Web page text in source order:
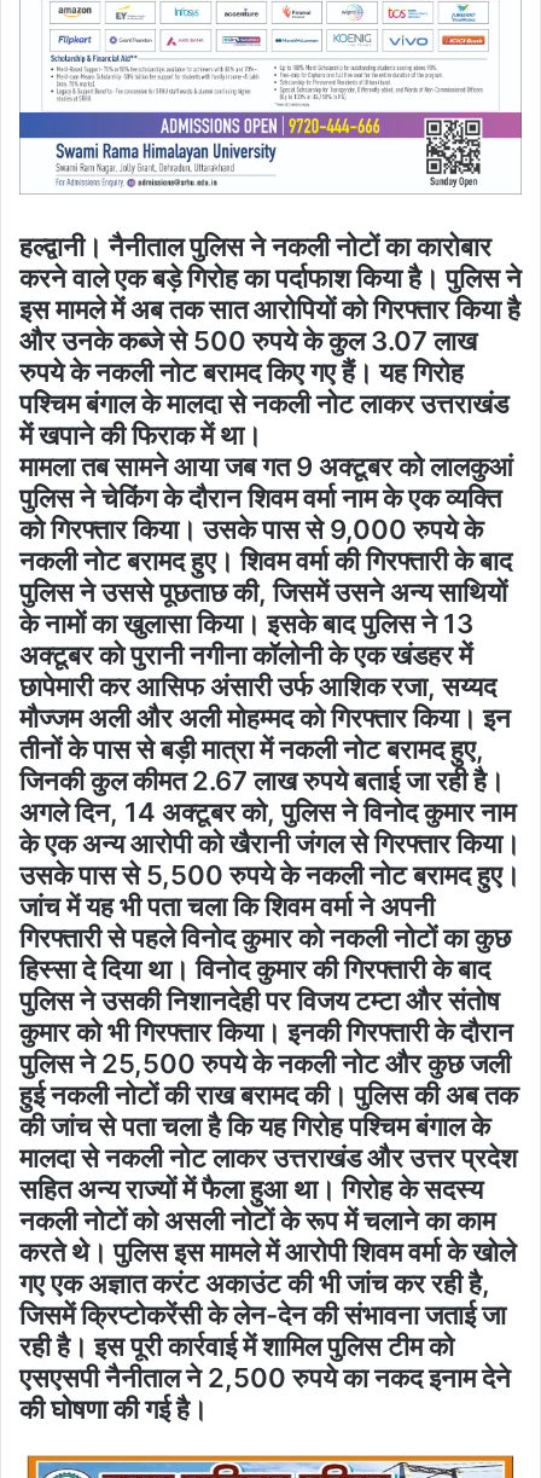
हल्द्वानी। नैनीताल पुलिस ने नकली नोटों का कारोबार
करने वाले एक बड़े गिरोह का पर्दाफाश किया है। पुलिस ने
इस मामले में अब तक सात आरोपियों को गिरफ्तार किया है
और उनके कब्जे से 500 रुपये के कुल 3.07 लाख
रुपये के नकली नोट बरामद किए गए हैं। यह गिरोह
पश्चिम बंगाल के मालदा से नकली नोट लाकर उत्तराखंड
में खपाने की फिराक में था।
मामला तब सामने आया जब गत 9 अक्टूबर को लालकुआं
पुलिस ने चेकिंग के दौरान शिवम वर्मा नाम के एक व्यक्ति
को गिरफ्तार किया। उसके पास से 9,000 रुपये के
नकली नोट बरामद हुए। शिवम वर्मा की गिरफ्तारी के बाद
पुलिस ने उससे पूछताछ की, जिसमें उसने अन्य साथियों
के नामों का खुलासा किया। इसके बाद पुलिस ने 13
अक्टूबर को पुरानी नगीना कॉलोनी के एक खंडहर में
छापेमारी कर आसिफ अंसारी उर्फ आशिक रजा, सय्यद
मौज्जम अली और अली मोहम्मद को गिरफ्तार किया। इन
तीनों के पास से बड़ी मात्रा में नकली नोट बरामद हुए,
जिनकी कुल कीमत 2.67 लाख रुपये बताई जा रही है।
अगले दिन, 14 अक्टूबर को, पुलिस ने विनोद कुमार नाम
के एक अन्य आरोपी को खैरानी जंगल से गिरफ्तार किया।
उसके पास से 5,500 रुपये के नकली नोट बरामद हुए।
जांच में यह भी पता चला कि शिवम वर्मा ने अपनी
गिरफ्तारी से पहले विनोद कुमार को नकली नोटों का कुछ
हिस्सा दे दिया था। विनोद कुमार की गिरफ्तारी के बाद
पुलिस ने उसकी निशानदेही पर विजय टम्टा और संतोष
कुमार को भी गिरफ्तार किया। इनकी गिरफ्तारी के दौरान
पुलिस ने 25,500 रुपये के नकली नोट और कुछ जली
हुई नकली नोटों की राख बरामद की। पुलिस की अब तक
की जांच से पता चला है कि यह गिरोह पश्चिम बंगाल के
मालदा से नकली नोट लाकर उत्तराखंड और उत्तर प्रदेश
सहित अन्य राज्यों में फैला हुआ था। गिरोह के सदस्य
नकली नोटों को असली नोटों के रूप में चलाने का काम
करते थे। पुलिस इस मामले में आरोपी शिवम वर्मा के खोले
गए एक अज्ञात करंट अकाउंट की भी जांच कर रही है,
जिसमें क्रिप्टोकरेंसी के लेन-देन की संभावना जताई जा
रही है। इस पूरी कार्रवाई में शामिल पुलिस टीम को
एसएसपी नैनीताल ने 2,500 रुपये का नकद इनाम देने
की घोषणा की गई है।